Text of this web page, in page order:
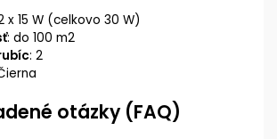
x 15 W (celkovo 30 W)
: do 100 m2
: 2
otázky (FAQ)